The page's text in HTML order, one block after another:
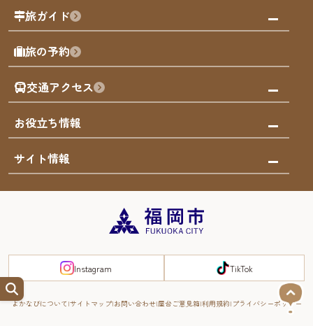
福岡を楽しむ
福岡のアート
福岡のナイトタイム
福岡の歴史・文化
サステナブルツーリズム
福岡検定
よかなび音声ガイド
FUKUOKA EAST&WEST COAST
福岡城・鴻臚館
観る・遊ぶ
屋台
買う
体験
泊まる
旅ガイド
モデルコース
AIおまかせコース
オリジナルプラン
みんなの旅行記
旅の予約
交通アクセス
市内交通ガイド
お得なチケット
お役立ち情報
お知らせ
災害情報
スマートトラベルガイド
サイト情報
まち歩き・体験プログラム掲載申込
Instagram TikTok
よかなびについて サイトマップ お問い合わせ 屋台ご意見箱 利用規約 プライバシーポリシー